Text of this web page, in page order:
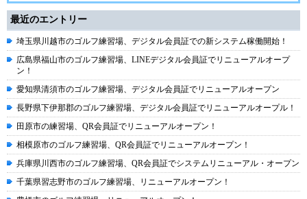
最近のエントリー
埼玉県川越市のゴルフ練習場、デジタル会員証での新システム稼働開始！
広島県福山市のゴルフ練習場、LINEデジタル会員証でリニューアルオープ
ン！
愛知県清須市のゴルフ練習場、デジタル会員証でリニューアルオープン
長野県下伊那郡のゴルフ練習場、デジタル会員証でリニューアルオープル！
田原市の練習場、QR会員証でリニューアルオープン！
相模原市のゴルフ練習場、QR会員証でリニューアルオープン！
兵庫県川西市のゴルフ練習場、QR会員証でシステムリニューアル・オープン
千葉県習志野市のゴルフ練習場、リニューアルオープン！